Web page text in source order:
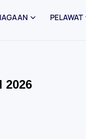
PELAWAT
2026